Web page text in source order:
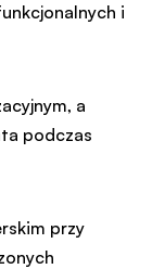
i
a
podczas
przy